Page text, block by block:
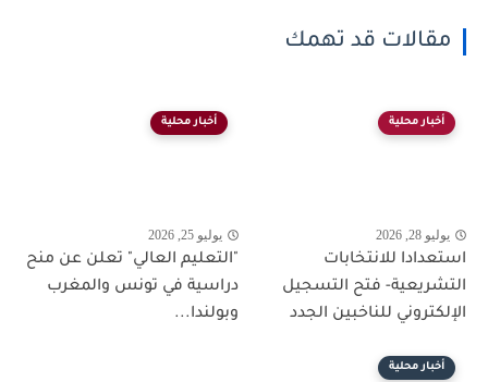
مقالات قد تهمك
أخبار محلية
يوليو 28, 2026
استعدادا للانتخابات
التشريعية- فتح التسجيل
الإلكتروني للناخبين الجدد
أخبار محلية
يوليو 25, 2026
"التعليم العالي" تعلن عن منح
دراسية في تونس والمغرب
وبولندا...
أخبار محلية